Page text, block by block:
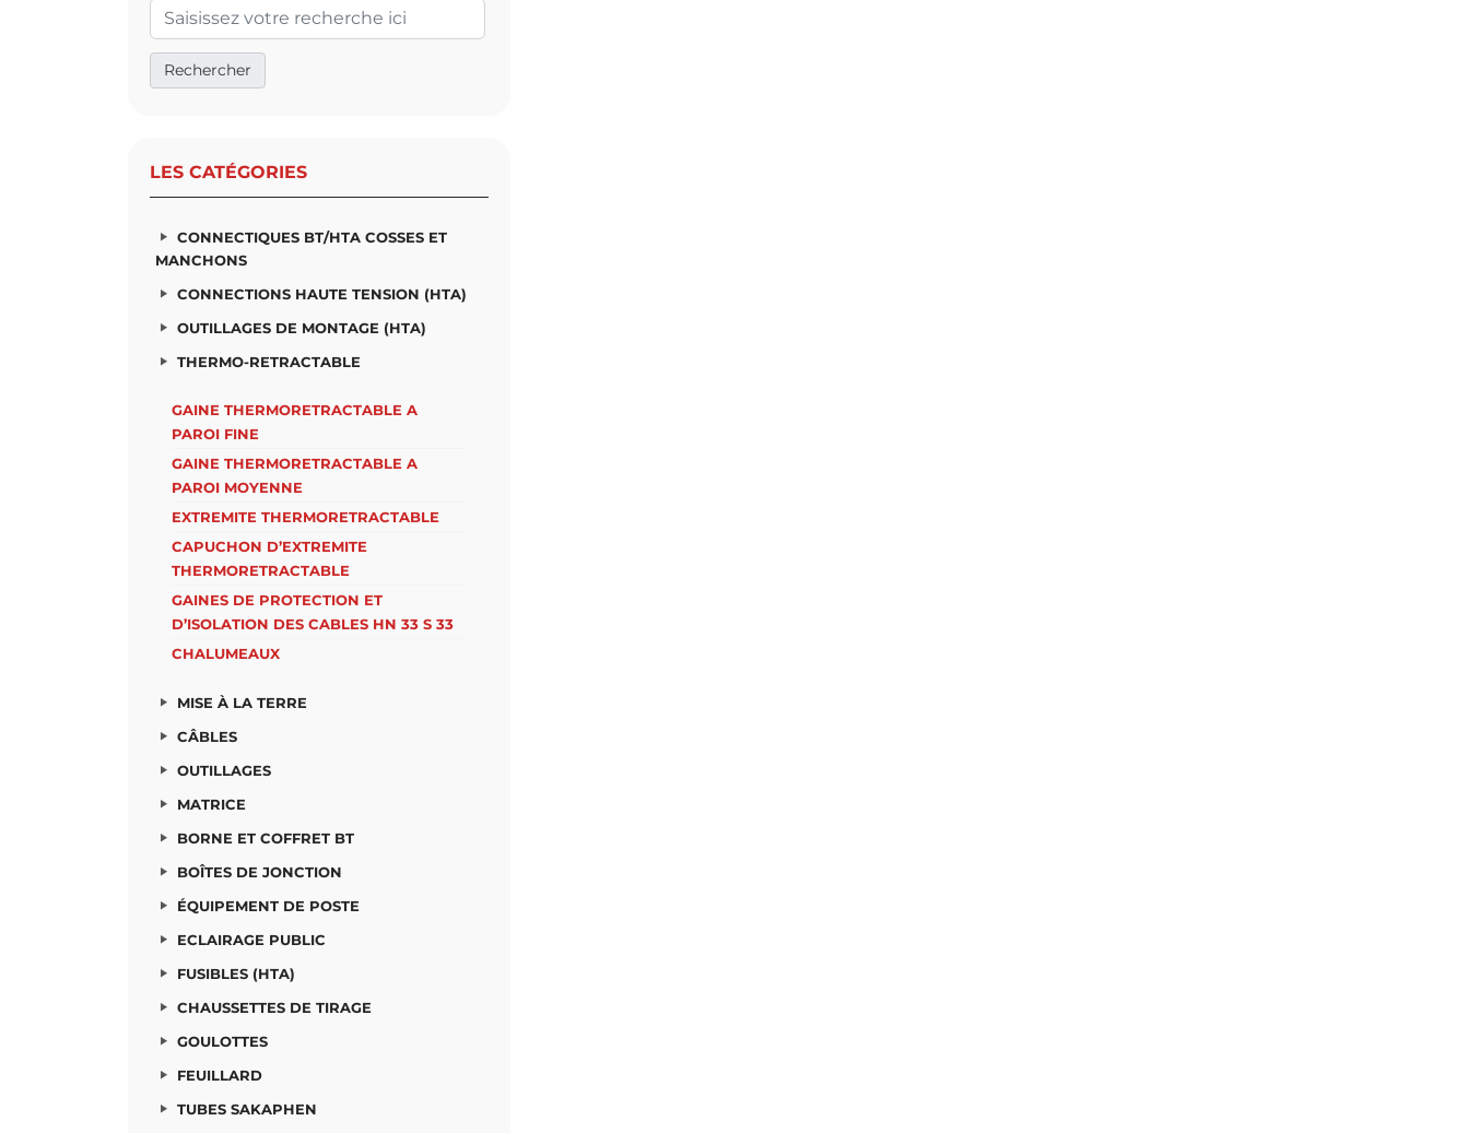
LES CATÉGORIES
CONNECTIQUES BT/HTA COSSES ET
MANCHONS
CONNECTIONS HAUTE TENSION (HTA)
OUTILLAGES DE MONTAGE (HTA)
THERMO-RETRACTABLE
GAINE THERMORETRACTABLE A
PAROI FINE
GAINE THERMORETRACTABLE A
PAROI MOYENNE
EXTREMITE THERMORETRACTABLE
CAPUCHON D’EXTREMITE
THERMORETRACTABLE
GAINES DE PROTECTION ET
D’ISOLATION DES CABLES HN 33 S 33
CHALUMEAUX
MISE À LA TERRE
CÂBLES
OUTILLAGES
MATRICE
BORNE ET COFFRET BT
BOÎTES DE JONCTION
ÉQUIPEMENT DE POSTE
ECLAIRAGE PUBLIC
FUSIBLES (HTA)
CHAUSSETTES DE TIRAGE
GOULOTTES
FEUILLARD
TUBES SAKAPHEN